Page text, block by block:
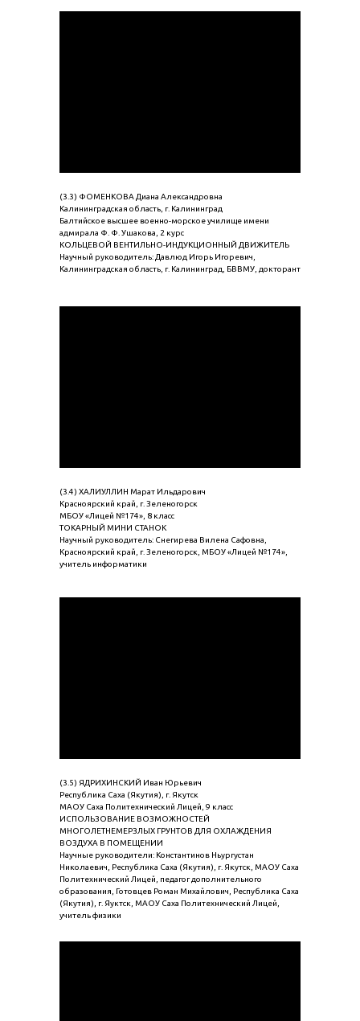
(3.3) ФОМЕНКОВА Диана Александровна
Калининградская область, г. Калининград
Балтийское высшее военно-морское училище имени
адмирала Ф. Ф. Ушакова, 2 курс
КОЛЬЦЕВОЙ ВЕНТИЛЬНО-ИНДУКЦИОННЫЙ ДВИЖИТЕЛЬ
Научный руководитель: Давлюд Игорь Игоревич,
Калининградская область, г. Калининград, БВВМУ, докторант
(3.5) ЯДРИХИНСКИЙ Иван Юрьевич
Республика Саха (Якутия), г. Якутск
МАОУ Саха Политехнический Лицей, 9 класс
ИСПОЛЬЗОВАНИЕ ВОЗМОЖНОСТЕЙ
МНОГОЛЕТНЕМЕРЗЛЫХ ГРУНТОВ ДЛЯ ОХЛАЖДЕНИЯ
ВОЗДУХА В ПОМЕЩЕНИИ
Научные руководители: Константинов Ньургустан
Николаевич, Республика Саха (Якутия), г. Якутск, МАОУ Саха
Политехнический Лицей, педагог дополнительного
образования, Готовцев Роман Михайлович, Республика Саха
(Якутия), г. Яуктск, МАОУ Саха Политехнический Лицей,
учитель физики
(3.4) ХАЛИУЛЛИН Марат Ильдарович
Красноярский край, г. Зеленогорск
МБОУ «Лицей №174», 8 класс
ТОКАРНЫЙ МИНИ СТАНОК
Научный руководитель: Снегирева Вилена Сафовна,
Красноярский край, г. Зеленогорск, МБОУ «Лицей №174»,
учитель информатики